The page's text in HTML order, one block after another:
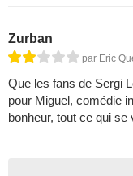
Zurban
par Eric
Que les fans de Sergi
pour Miguel, comédie
bonheur, tout ce qui se